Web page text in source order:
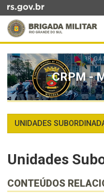
para
conteúdo
para
menu
busca
do
conteúdo
CRPM -
UNIDADES
Unidades
CONTEÚDOS